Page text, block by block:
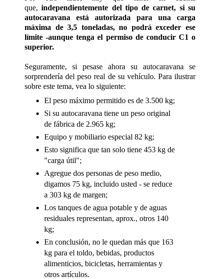
que,independientemente del tipo de carnet, si su
autocaravana está autorizada para una carga
máxima de 3,5 toneladas, no podrá exceder ese
límite -aunque tenga el permiso de conducir C1 o
superior.
Seguramente, si pesase ahora su autocaravana se
sorprendería del peso real de su vehículo. Para ilustrar
sobre este tema, vea lo siguiente:
El peso máximo permitido es de 3.500 kg;
Si su autocaravana tiene un peso original
de fábrica de 2.965 kg;
Equipo y mobiliario especial 82 kg;
Esto significa que tan solo tiene 453 kg de
"carga útil";
Agregue dos personas de peso medio,
digamos 75 kg, incluido usted - se reduce
a 303 kg de margen;
Los tanques de agua potable y de aguas
residuales representan, aprox., otros 140
kg;
En conclusión, no le quedan más que 163
kg para el toldo, bebidas, productos
alimenticios, bicicletas, herramientas y
otros artículos.